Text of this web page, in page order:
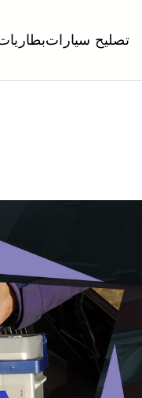
تواير تواير اطارات
تصليح سيارات